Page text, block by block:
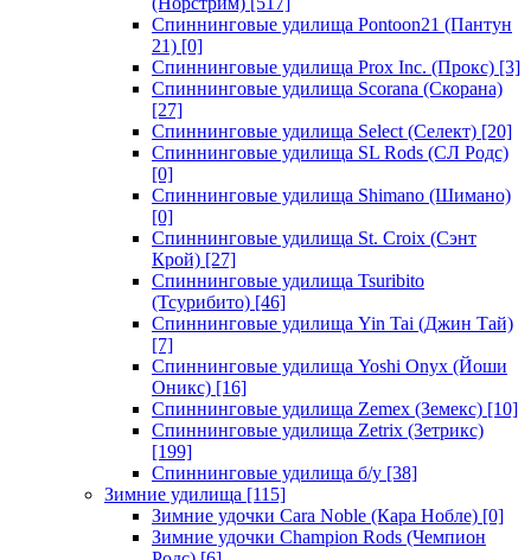
Спиннинговые удилища Pontoon21 (Пантун
21) [0]
Спиннинговые удилища Prox Inc. (Прокс) [3]
Спиннинговые удилища Scorana (Скорана)
[27]
Спиннинговые удилища Select (Селект) [20]
Спиннинговые удилища SL Rods (СЛ Родс)
[0]
Спиннинговые удилища Shimano (Шимано)
[0]
Спиннинговые удилища St. Croix (Сэнт
Крой) [27]
Спиннинговые удилища Tsuribito
(Тсурибито) [46]
Спиннинговые удилища Yin Tai (Джин Тай)
[7]
Спиннинговые удилища Yoshi Onyx (Йоши
Оникс) [16]
Спиннинговые удилища Zemex (Земекс) [10]
Спиннинговые удилища Zetrix (Зетрикс)
[199]
Спиннинговые удилища б/у [38]
Зимние удилища [115]
Зимние удочки Cara Noble (Кара Нобле) [0]
Зимние удочки Champion Rods (Чемпион